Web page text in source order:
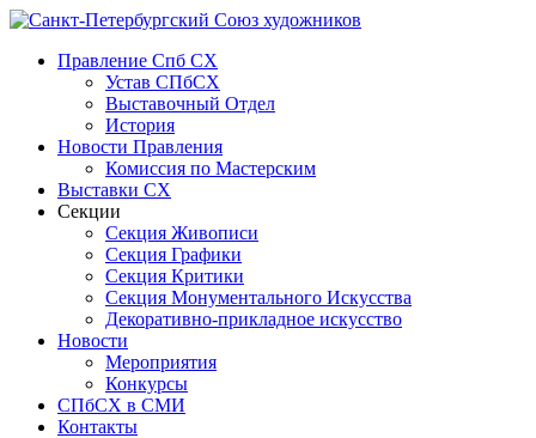
Правление Спб СХ
Устав СПбСХ
Выставочный Отдел
История
Новости Правления
Комиссия по Мастерским
Выставки СХ
Секции
Секция Живописи
Секция Графики
Секция Критики
Секция Монументального Искусства
Декоративно-прикладное искусство
Новости
Мероприятия
Конкурсы
СПбСХ в СМИ
Контакты